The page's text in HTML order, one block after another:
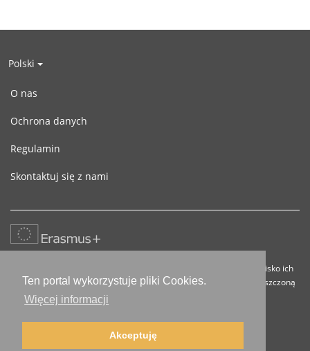
Ten portal wykorzystuje pliki Cookies.
Więcej informacji
Akceptuję
Polski
O nas
Ochrona danych
Regulamin
Skontaktuj się z nami
Ten projekt został zrealizowany przy wsparciu finansowym Komisji
Europejskiej. Projekt lub publikacja odzwierciedlają jedynie stanowisko ich
autora i Komisja Europejska nie ponosi odpowiedzialności za umieszczoną
w nich zawartość merytoryczną.